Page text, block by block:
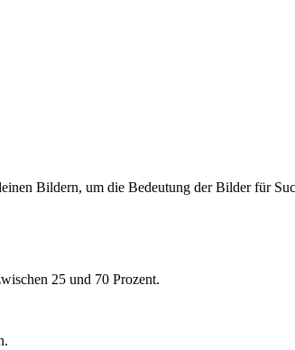
Bildern, um die Bedeutung der Bilder für
25 und 70 Prozent.